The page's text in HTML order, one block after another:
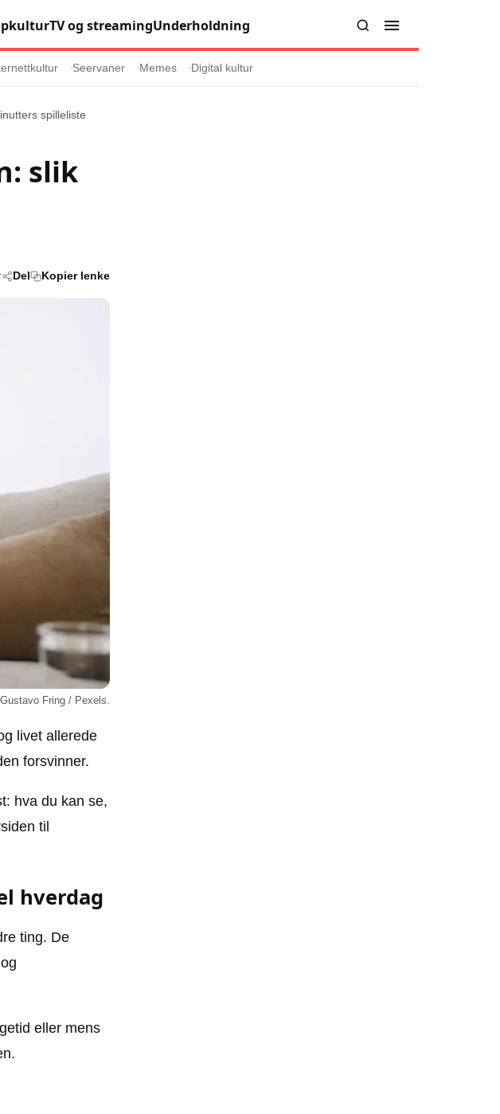
TV og streamingUnderholdning
Annonsepolicy
Personvernerklæring
Seervaner Memes Digital kultur
spilleliste
slik
Del Kopier lenke
Fring / Pexels.
livet allerede
forsvinner.
hva du kan se,
til
hverdag
ting. De
eller mens